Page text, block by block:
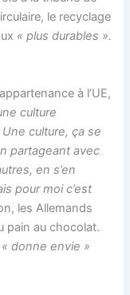
le recyclage
« plus durables ».
à l’UE,
culture
Une culture, ça se
partageant avec
en s’en
pour moi c’est
les Allemands
pain au chocolat.
« donne envie »